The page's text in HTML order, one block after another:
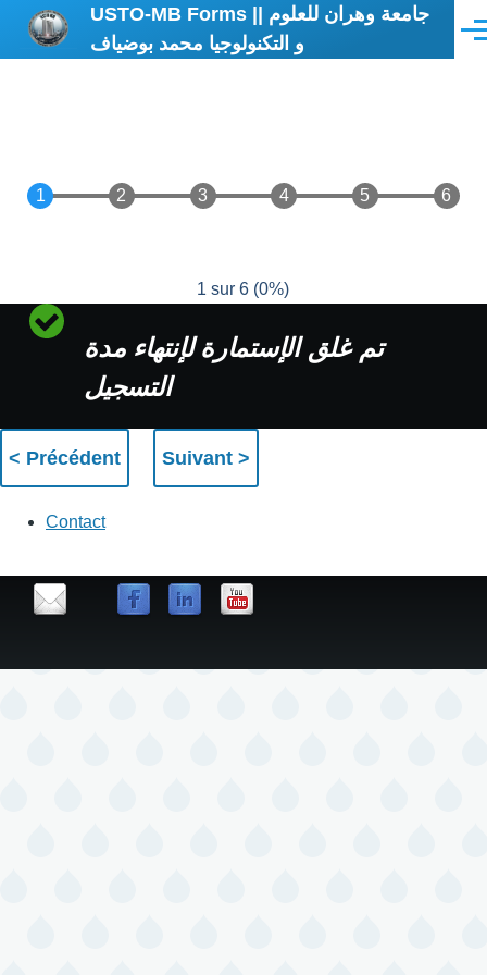
Aller au contenu principal
USTO-MB Forms || جامعة وهران للعلوم
و التكنولوجيا محمد بوضياف
1 sur 6 (0%)
Message
d'état
تم غلق الإستمارة لإنتهاء مدة
التسجيل
contact
Contact